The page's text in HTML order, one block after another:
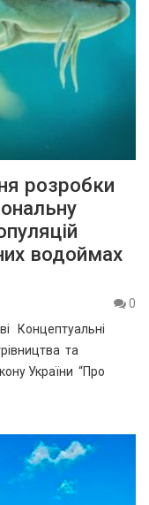
розробки
водоймах
0
Концептуальні
та
України “Про